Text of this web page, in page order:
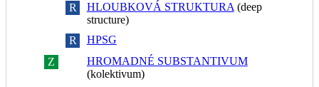
R HLOUBKOVÁ STRUKTURA (deep
structure)
R
HPSG
Z
HROMADNÉ SUBSTANTIVUM
(kolektivum)